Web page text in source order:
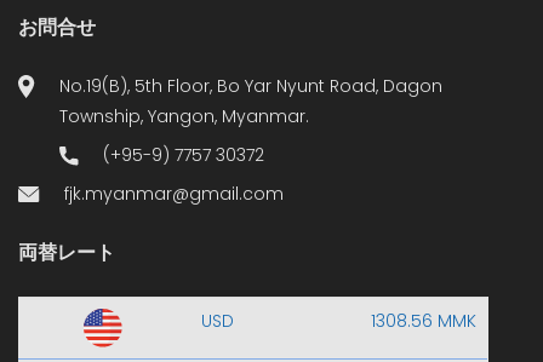
お問合せ
No.19(B), 5th Floor, Bo Yar Nyunt Road, Dagon
Township, Yangon, Myanmar.
(+95-9) 7757 30372
fjk.myanmar@gmail.com
両替レート
USD 1308.56 MMK